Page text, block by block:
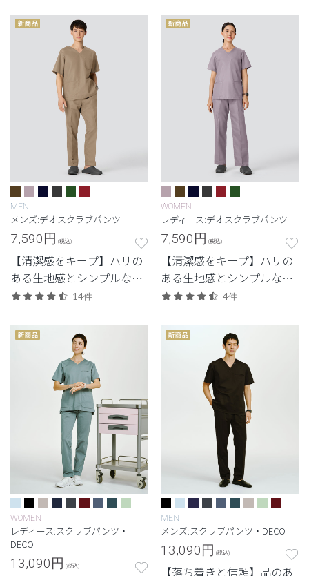
デル。
デル。
MEN
メンズ:デオスクラブパンツ
7,590円 (税込)
【清潔感をキープ】ハリの
ある生地感とシンプルなデ
ザイン。清潔感と快適さに
ル。
14件
WOMEN
レディース:デオスクラブパンツ
7,590円 (税込)
【清潔感をキープ】ハリの
ある生地感とシンプルなデ
ザイン。清潔感と快適さに
ル。
4件
WOMEN
レディース:スクラブパンツ・
DECO
13,090円 (税込)
MEN
メンズ:スクラブパンツ・DECO
13,090円 (税込)
【落ち着きと信頼】品のあ